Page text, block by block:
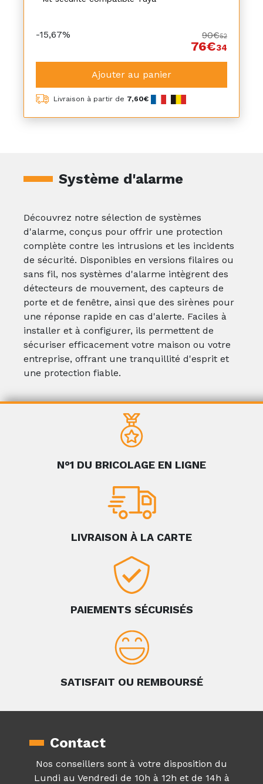
-15,67% 90€52
76€34
Ajouter au panier
Livraison à partir de 7,60€
Système d'alarme
Découvrez notre sélection de systèmes
d'alarme, conçus pour offrir une protection
complète contre les intrusions et les incidents
de sécurité. Disponibles en versions filaires ou
sans fil, nos systèmes d'alarme intègrent des
détecteurs de mouvement, des capteurs de
porte et de fenêtre, ainsi que des sirènes pour
une réponse rapide en cas d'alerte. Faciles à
installer et à configurer, ils permettent de
sécuriser efficacement votre maison ou votre
entreprise, offrant une tranquillité d'esprit et
une protection fiable.
N°1 DU BRICOLAGE EN LIGNE
LIVRAISON À LA CARTE
PAIEMENTS SÉCURISÉS
SATISFAIT OU REMBOURSÉ
Contact
Nos conseillers sont à votre disposition du
Lundi au Vendredi de 10h à 12h et de 14h à